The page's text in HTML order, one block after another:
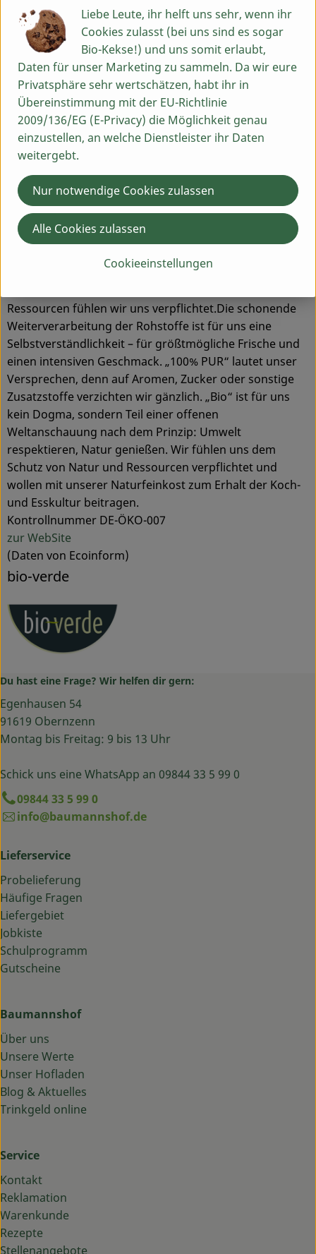
Seit 1986 setzten wir uns als Bio-Pionier für beste Bio-
Feinkost und nachhaltige Feinkostspezialitäten ein.
Gegründet 1983, fiel schon drei Jahre später eine
Entscheidung, die maßgeblichen Einfluss auf die weitere
Firmenhistorie nehmen sollte: 1986 entschieden wir uns
für beste Qualität, ausschließlich in Bio – ein erster
Meilenstein. 1990 gelang uns hierzu die vollständige
Umsetzung. Wir stellten das gesamte Sortiment auf
100% Bio-Qualität um. Bio ist für uns nicht nur ein
Trend, sondern eine Lebenseinstellung, die uns bis
heute begleitet – die wir bis heute leben.
Unser Anspruch ist es, beste Rohstoffe und höchste
Qualität zu vereinen. Ob Lieferant:innen, Kund:innen
oder Mitarbeiter:innen – wir legen größten Wert auf
faire und langfristige Partnerschaften, um Existenzen zu
Ressourcen fühlen wir uns verpflichtet.Die schonende
Weiterverarbeitung der Rohstoffe ist für uns eine
Selbstverständlichkeit – für größtmögliche Frische und
einen intensiven Geschmack. „100% PUR“ lautet unser
Versprechen, denn auf Aromen, Zucker oder sonstige
Zusatzstoffe verzichten wir gänzlich. „Bio“ ist für uns
kein Dogma, sondern Teil einer offenen
Weltanschauung nach dem Prinzip: Umwelt
respektieren, Natur genießen. Wir fühlen uns dem
Schutz von Natur und Ressourcen verpflichtet und
wollen mit unserer Naturfeinkost zum Erhalt der Koch-
und Esskultur beitragen.
Kontrollnummer DE-ÖKO-007
zur WebSite
(Daten von Ecoinform)
bio-verde
Du hast eine Frage? Wir helfen dir gern:
Egenhausen 54
91619 Obernzenn
Montag bis Freitag: 9 bis 13 Uhr
Schick uns eine WhatsApp an 09844 33 5 99 0
09844 33 5 99 0
info@baumannshof.de
Lieferservice
Probelieferung
Häufige Fragen
Liefergebiet
Jobkiste
Schulprogramm
Gutscheine
Baumannshof
Über uns
Unsere Werte
Unser Hofladen
Blog & Aktuelles
Trinkgeld online
Service
Kontakt
Reklamation
Warenkunde
Rezepte
Stellenangebote
Liebe Leute, ihr helft uns sehr, wenn ihr
Cookies zulasst (bei uns sind es sogar
Bio-Kekse!) und uns somit erlaubt,
Daten für unser Marketing zu sammeln. Da wir eure
Privatsphäre sehr wertschätzen, habt ihr in
Übereinstimmung mit der EU-Richtlinie
2009/136/EG (E-Privacy) die Möglichkeit genau
einzustellen, an welche Dienstleister ihr Daten
weitergebt.
Cookieeinstellungen
Nur notwendige Cookies zulassen
Alle Cookies zulassen